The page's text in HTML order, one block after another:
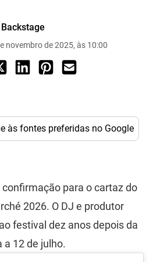
Backstage
novembro de 2025, às 10:00
às fontes preferidas no Google
para o cartaz do
2026. O DJ e produtor
festival dez anos depois da
a 12 de julho.